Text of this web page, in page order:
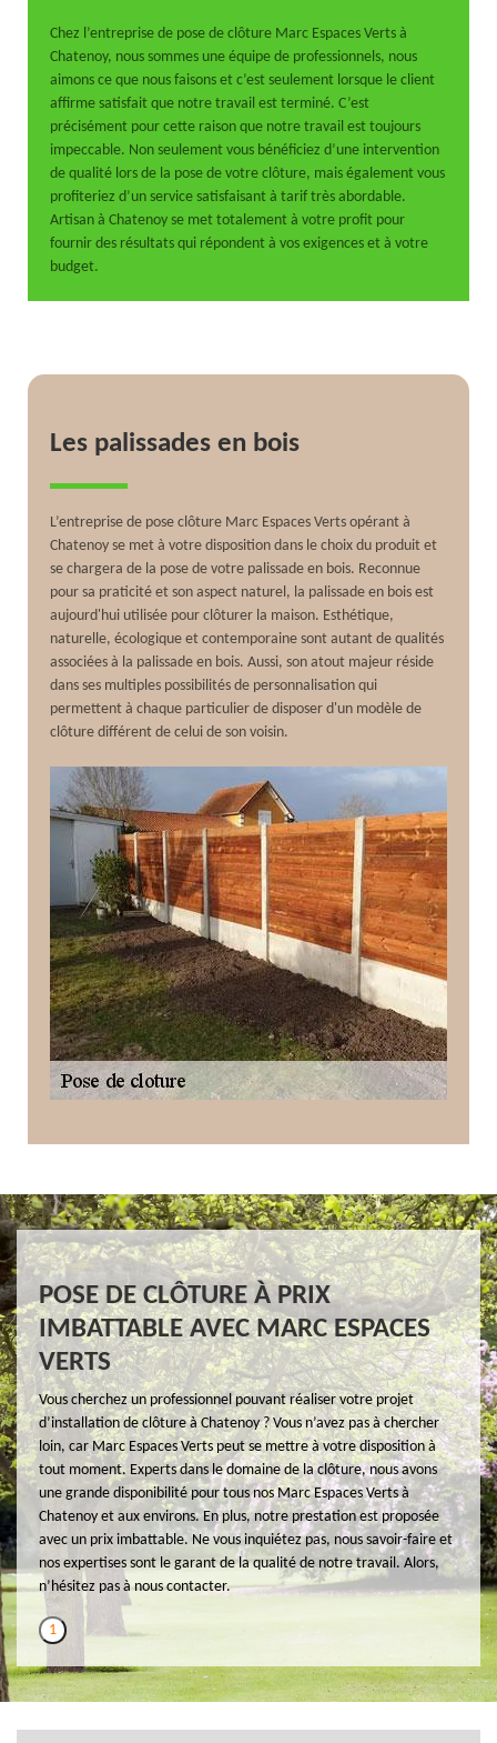
Chez l’entreprise de pose de clôture Marc Espaces Verts à
Chatenoy, nous sommes une équipe de professionnels, nous
aimons ce que nous faisons et c’est seulement lorsque le client
affirme satisfait que notre travail est terminé. C’est
précisément pour cette raison que notre travail est toujours
impeccable. Non seulement vous bénéficiez d’une intervention
de qualité lors de la pose de votre clôture, mais également vous
profiteriez d’un service satisfaisant à tarif très abordable.
Artisan à Chatenoy se met totalement à votre profit pour
fournir des résultats qui répondent à vos exigences et à votre
budget.
Les palissades en bois
L’entreprise de pose clôture Marc Espaces Verts opérant à
Chatenoy se met à votre disposition dans le choix du produit et
se chargera de la pose de votre palissade en bois. Reconnue
pour sa praticité et son aspect naturel, la palissade en bois est
aujourd'hui utilisée pour clôturer la maison. Esthétique,
naturelle, écologique et contemporaine sont autant de qualités
associées à la palissade en bois. Aussi, son atout majeur réside
dans ses multiples possibilités de personnalisation qui
permettent à chaque particulier de disposer d'un modèle de
clôture différent de celui de son voisin.
POSE DE CLÔTURE À PRIX
IMBATTABLE AVEC MARC ESPACES
VERTS
Vous cherchez un professionnel pouvant réaliser votre projet
d’installation de clôture à Chatenoy ? Vous n’avez pas à chercher
loin, car Marc Espaces Verts peut se mettre à votre disposition à
tout moment. Experts dans le domaine de la clôture, nous avons
une grande disponibilité pour tous nos Marc Espaces Verts à
Chatenoy et aux environs. En plus, notre prestation est proposée
avec un prix imbattable. Ne vous inquiétez pas, nous savoir-faire et
nos expertises sont le garant de la qualité de notre travail. Alors,
n’hésitez pas à nous contacter.
1